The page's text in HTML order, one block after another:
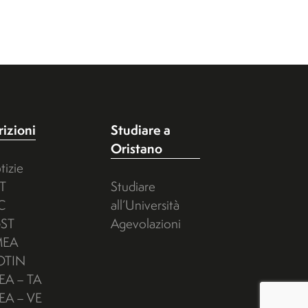
– TA
– VE
Studiare a
Oristano
Studiare
all’Università
Agevolazioni